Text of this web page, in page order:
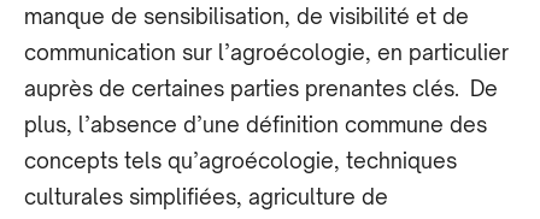
manque de sensibilisation, de visibilité et de
communication sur l’agroécologie, en particulier
auprès de certaines parties prenantes clés. De
plus, l’absence d’une définition commune des
concepts tels qu’agroécologie, techniques
culturales simplifiées, agriculture de